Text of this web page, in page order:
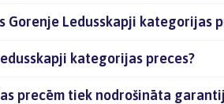
Gorenje Ledusskapji kategorijas
kategorijas preces?
precēm tiek nodrošināta